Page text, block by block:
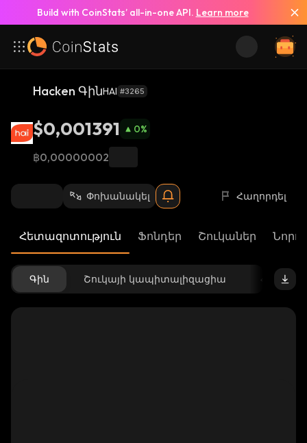
Build with CoinStats’ all-in-one API. Learn more
Hacken ԳինHAI #3265
$0,001391 0%
฿0,00000002
Փոխանակել Հաղորդել
Հետազոտություն Ֆոնդեր Շուկաներ
Գին Շուկայի կապիտալիզացիա